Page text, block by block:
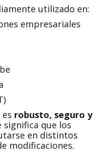
utilizado en:
empresariales
robusto, seguro y
significa que los
en distintos
modificaciones.